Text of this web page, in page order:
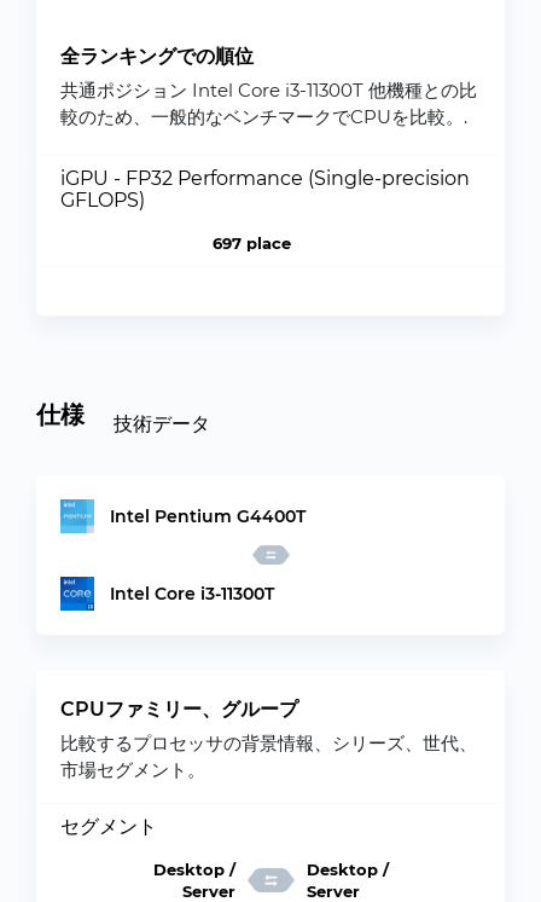
全ランキングでの順位
共通ポジション Intel Core i3-11300T 他機種との比
較のため、一般的なベンチマークでCPUを比較。.
iGPU - FP32 Performance (Single-precision
GFLOPS)
697 place
仕様 技術データ
Intel Pentium G4400T
Intel Core i3-11300T
CPUファミリー、グループ
比較するプロセッサの背景情報、シリーズ、世代、
市場セグメント。
セグメント
Desktop /
Server
Desktop /
Server